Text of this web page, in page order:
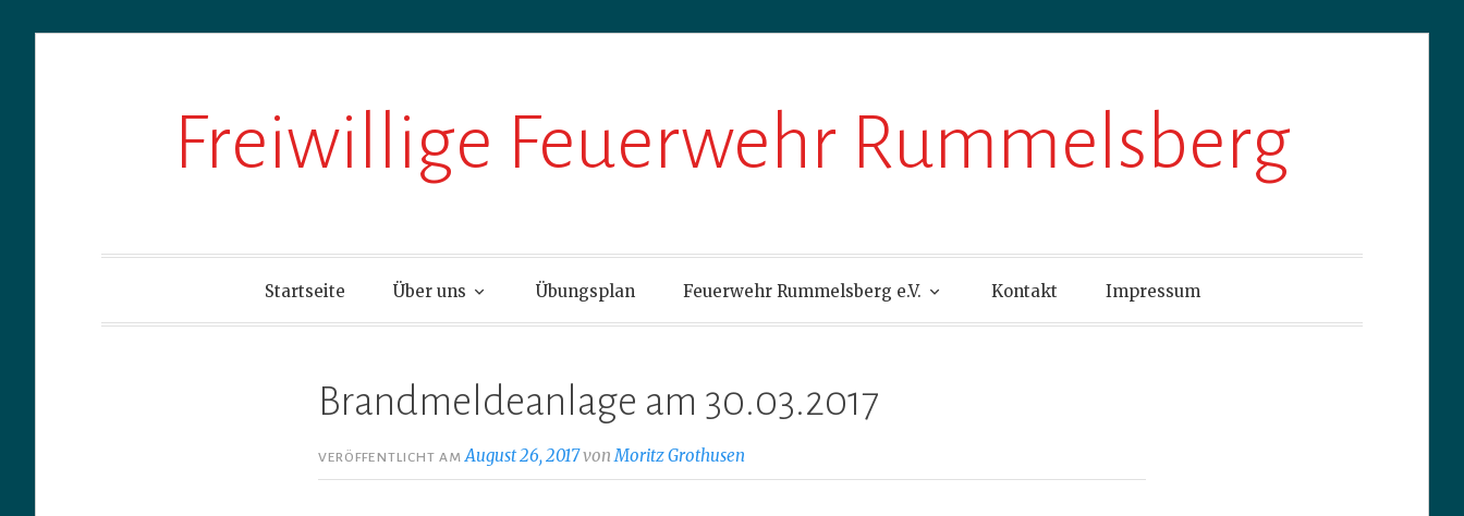
Freiwillige Feuerwehr Rummelsberg
Startseite Über uns Übungsplan Feuerwehr Rummelsberg e.V. Kontakt Impressum
Brandmeldeanlage am 30.03.2017
VERÖFFENTLICHT AMAugust 26, 2017vonMoritz Grothusen